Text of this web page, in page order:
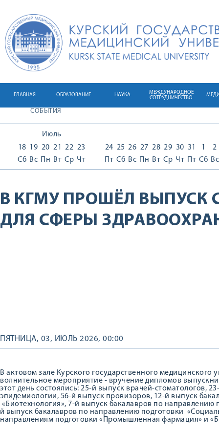
ГЛАВНАЯ ОБРАЗОВАНИЕ НАУКА
МЕЖДУНАРОДНОЕ
СОТРУДНИЧЕСТВО
СОБЫТИЯ
Июль
18
Сб
19
Вс
20
Пн
21
Вт
22
Ср
23
Чт
24
Пт
25
Сб
26
Вс
27
Пн
28
Вт
29
Ср
30
Чт
31
Пт
1
Сб
2
Вс
В КГМУ ПРОШЁЛ ВЫПУСК
ДЛЯ СФЕРЫ
ПЯТНИЦА, 03, ИЮЛЬ 2026, 00:00
В актовом зале Курского государственного медицинского
волнительное мероприятие - вручение дипломов
этот день состоялись: 25-й выпуск врачей-стоматологов,
эпидемиологии, 56-й выпуск провизоров, 12-й выпуск
«Биотехнология», 7-й выпуск бакалавров по направлению
й выпуск бакалавров по направлению подготовки
направлениям подготовки «Промышленная фармация» и